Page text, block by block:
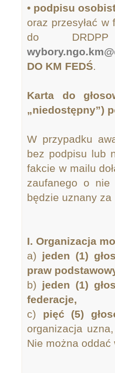
• podpisu
oraz przesyłać w
do
DO KM FEDŚ.
Karta do
„niedostępny”)
W przypadku
bez podpisu lub
fakcie w mailu
zaufanego o
będzie uznany za
I. Organizacja
a) jeden (1)
praw
b) jeden (1)
federacje,
c) pięć (5)
organizacja
Nie można oddać